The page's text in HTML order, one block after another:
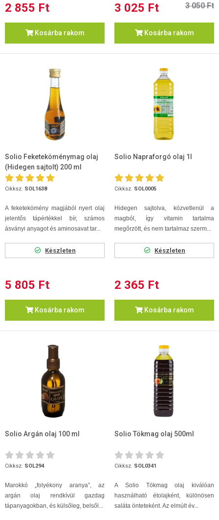
2 855 Ft
Kosárba rakom
3 025 Ft 3 050 Ft
Kosárba rakom
Solio Feketeköménymag olaj
(Hidegen sajtolt) 200 ml
Cikksz. SOL1638
A feketekömény magjából nyert olaj
jelentős tápértékkel bír, számos
ásványi anyagot és aminosavat tar...
Készleten
5 805 Ft
Kosárba rakom
Solio Napraforgó olaj 1l
Cikksz. SOL0005
Hidegen sajtolva, közvetlenül a
magból, így vitamin tartalma
megőrzött, és nem tartalmaz szerm...
Készleten
2 365 Ft
Kosárba rakom
Solio Argán olaj 100 ml
Cikksz. SOL294
Marokkó „folyékony aranya”, az
argán olaj rendkívül gazdag
tápanyagokban, és külsőleg, belsől...
Solio Tökmag olaj 500ml
Cikksz. SOL0341
A Solio Tökmag olaj kiválóan
használható étolajként, különösen
saláta önteteként. Az elmúlt év...